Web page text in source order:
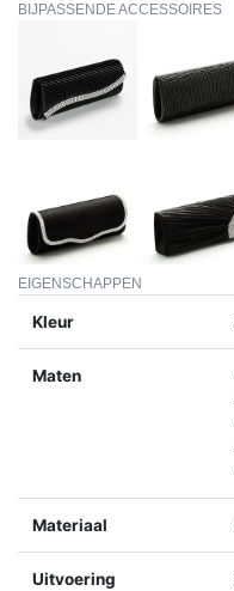
BIJPASSENDE ACCESSOIRES
EIGENSCHAPPEN
Kleur
Maten
Materiaal
Uitvoering